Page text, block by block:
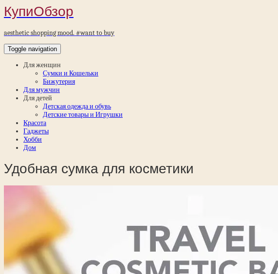
КупиОбзор
aesthetic shopping mood. #want to buy
Toggle navigation
Для женщин
Сумки и Кошельки
Бижутерия
Для мужчин
Для детей
Детская одежда и обувь
Детские товары и Игрушки
Красота
Гаджеты
Хобби
Дом
Удобная сумка для косметики